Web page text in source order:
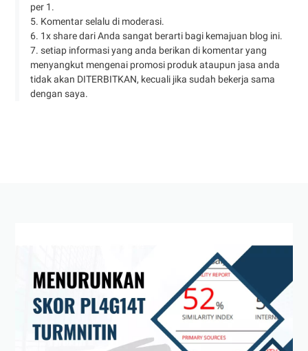
per 1.
5. Komentar selalu di moderasi.
6. 1x share dari Anda sangat berarti bagi kemajuan blog ini.
7. setiap informasi yang anda berikan di komentar yang
menyangkut mengenai promosi produk ataupun jasa anda
tidak akan DITERBITKAN, kecuali jika sudah bekerja sama
dengan saya.